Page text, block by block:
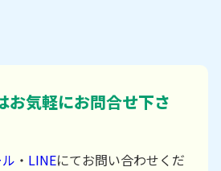
お気軽にお問合せ下さ
・ LINEにてお問い合わせくだ